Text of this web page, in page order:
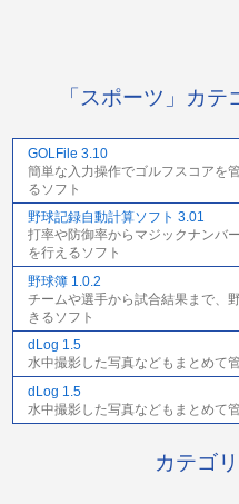
「スポーツ」カ
GOLFile 3.10
簡単な入力操作でゴルフスコアを
るソフト
野球記録自動計算ソフト 3.01
打率や防御率からマジックナンバ
を行えるソフト
野球簿 1.0.2
チームや選手から試合結果まで、
きるソフト
dLog 1.5
水中撮影した写真などもまとめて
dLog 1.5
水中撮影した写真などもまとめて
カテゴ